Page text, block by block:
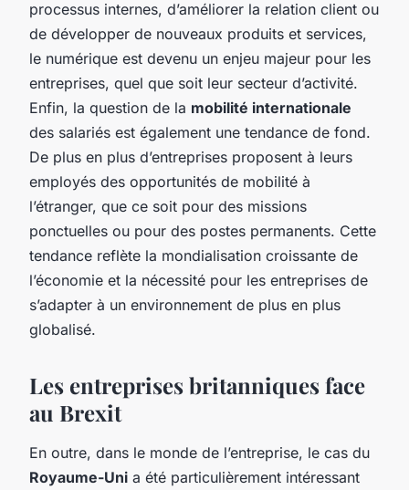
processus internes, d’améliorer la relation client ou
de développer de nouveaux produits et services,
le numérique est devenu un enjeu majeur pour les
entreprises, quel que soit leur secteur d’activité.
Enfin, la question de la mobilité internationale
des salariés est également une tendance de fond.
De plus en plus d’entreprises proposent à leurs
employés des opportunités de mobilité à
l’étranger, que ce soit pour des missions
ponctuelles ou pour des postes permanents. Cette
tendance reflète la mondialisation croissante de
l’économie et la nécessité pour les entreprises de
s’adapter à un environnement de plus en plus
globalisé.
Les entreprises britanniques face
au Brexit
En outre, dans le monde de l’entreprise, le cas du
Royaume-Uni a été particulièrement intéressant